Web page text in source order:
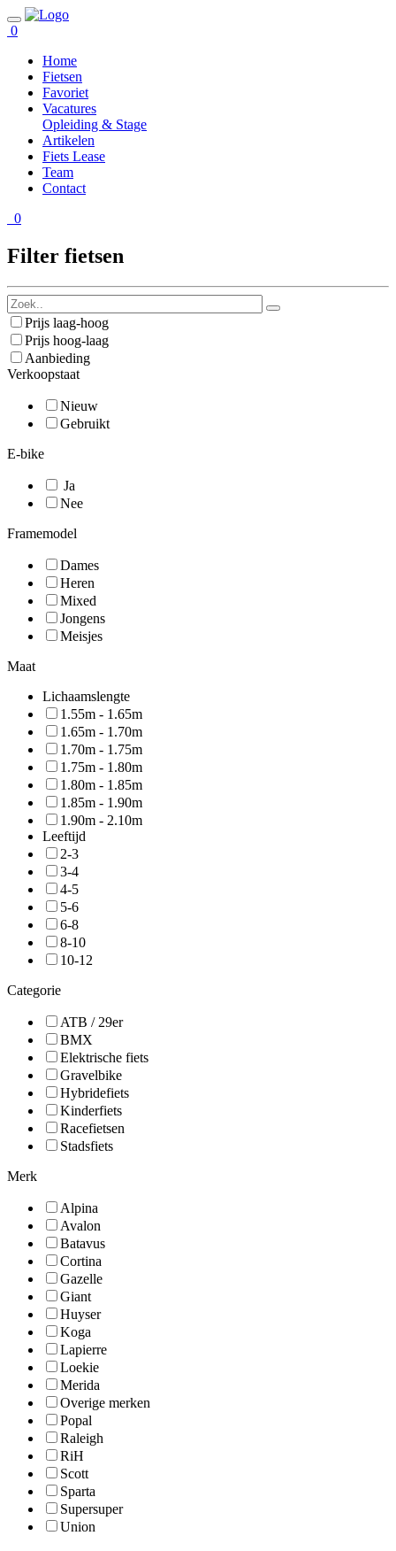
0
Home
Fietsen
Favoriet
Vacatures
Opleiding & Stage
Artikelen
Fiets Lease
Team
Contact
0
Filter fietsen
Prijs laag-hoog
Prijs hoog-laag
Aanbieding
Verkoopstaat
Nieuw
Gebruikt
E-bike
Ja
Nee
Framemodel
Dames
Heren
Mixed
Jongens
Meisjes
Maat
Lichaamslengte
1.55m - 1.65m
1.65m - 1.70m
1.70m - 1.75m
1.75m - 1.80m
1.80m - 1.85m
1.85m - 1.90m
1.90m - 2.10m
Leeftijd
2-3
3-4
4-5
5-6
6-8
8-10
10-12
Categorie
ATB / 29er
BMX
Elektrische fiets
Gravelbike
Hybridefiets
Kinderfiets
Racefietsen
Stadsfiets
Merk
Alpina
Avalon
Batavus
Cortina
Gazelle
Giant
Huyser
Koga
Lapierre
Loekie
Merida
Overige merken
Popal
Raleigh
RiH
Scott
Sparta
Supersuper
Union